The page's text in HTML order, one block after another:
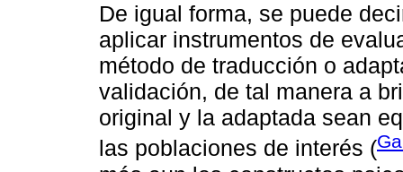
De igual forma, se puede
aplicar instrumentos de
método de traducción o
validación, de tal manera a
original y la adaptada sean
las poblaciones de interés (